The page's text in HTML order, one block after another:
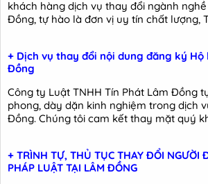
khách hàng dịch vụ thay đổi ngành
Đồng, tự hào là đơn vị uy tín chất lượng,
+ Dịch vụ thay đổi nội dung đăng ký Hộ
Đồng
Công ty Luật TNHH Tín Phát Lâm Đồng
phong, dày dặn kinh nghiệm trong dịch
Đồng. Chúng tôi cam kết thay mặt quý
+ TRÌNH TỰ, THỦ TỤC THAY ĐỔI NGƯỜI
PHÁP LUẬT TẠI LÂM ĐỒNG